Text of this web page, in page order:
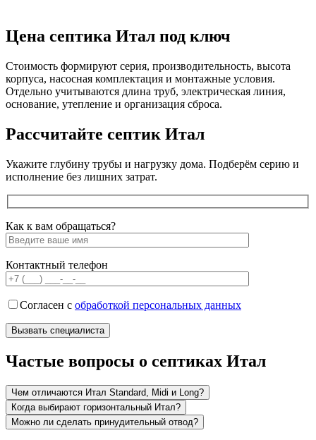
Цена септика Итал под ключ
Стоимость формируют серия, производительность, высота
корпуса, насосная комплектация и монтажные условия.
Отдельно учитываются длина труб, электрическая линия,
основание, утепление и организация сброса.
Рассчитайте септик Итал
Укажите глубину трубы и нагрузку дома. Подберём серию и
исполнение без лишних затрат.
Как к вам обращаться?
Контактный телефон
Согласен с обработкой персональных данных
Частые вопросы о септиках Итал
Чем отличаются Итал Standard, Midi и Long?
Когда выбирают горизонтальный Итал?
Можно ли сделать принудительный отвод?